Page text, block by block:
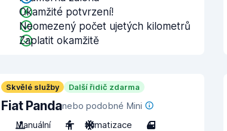
Okamžité potvrzení!
Neomezený počet ujetých kilometrů
Zaplatit okamžitě
Skvělé služby Další řidič zdarma
Fiat Pandanebo podobné Mini
Manuální
4 Klimatizace 4